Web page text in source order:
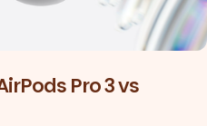
Pro 3 vs